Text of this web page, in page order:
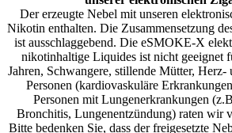
Der erzeugte Nebel mit unseren
Nikotin enthalten. Die Zusammensetzung
ist ausschlaggebend. Die eSMOKE-X
nikotinhaltige Liquides ist nicht geeignet
Jahren, Schwangere, stillende Mütter,
Personen (kardiovaskuläre
Personen mit Lungenerkrankungen
Bronchitis, Lungenentzündung) raten wir
Bitte bedenken Sie, dass der freigesetzte